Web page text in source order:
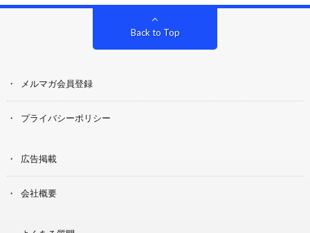
Back to Top
メルマガ会員登録
プライバシーポリシー
広告掲載
会社概要